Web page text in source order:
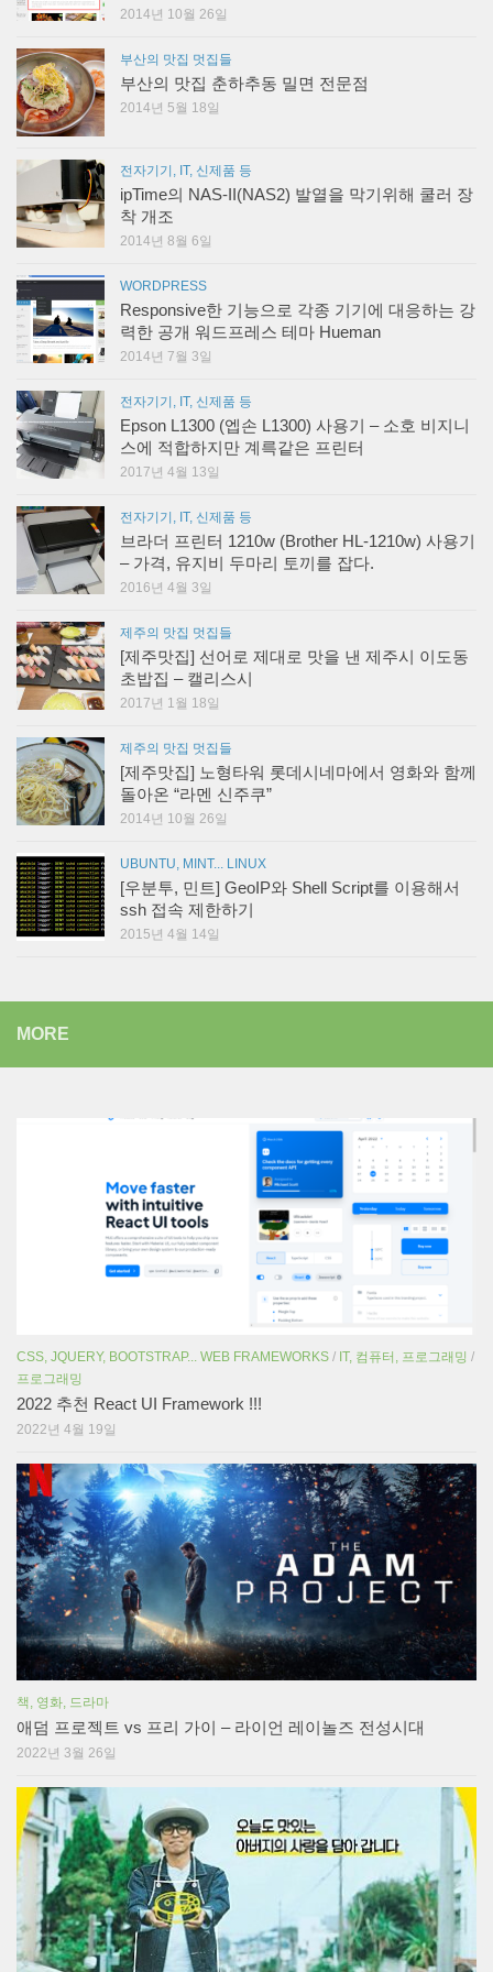
2014년 10월 26일
부산의 맛집 멋집들
부산의 맛집 춘하추동 밀면 전문점
2014년 5월 18일
전자기기, IT, 신제품 등
ipTime의 NAS-II(NAS2) 발열을 막기위해 쿨러 장
착 개조
2014년 8월 6일
WORDPRESS
Responsive한 기능으로 각종 기기에 대응하는 강
력한 공개 워드프레스 테마 Hueman
2014년 7월 3일
전자기기, IT, 신제품 등
Epson L1300 (엡손 L1300) 사용기 – 소호 비지니
스에 적합하지만 계륵같은 프린터
2017년 4월 13일
전자기기, IT, 신제품 등
브라더 프린터 1210w (Brother HL-1210w) 사용기
– 가격, 유지비 두마리 토끼를 잡다.
2016년 4월 3일
제주의 맛집 멋집들
[제주맛집] 선어로 제대로 맛을 낸 제주시 이도동
초밥집 – 캘리스시
2017년 1월 18일
제주의 맛집 멋집들
[제주맛집] 노형타워 롯데시네마에서 영화와 함께
돌아온 “라멘 신주쿠”
2014년 10월 26일
UBUNTU, MINT... LINUX
[우분투, 민트] GeoIP와 Shell Script를 이용해서
ssh 접속 제한하기
2015년 4월 14일
MORE
CSS, JQUERY, BOOTSTRAP... WEB FRAMEWORKS / IT, 컴퓨터, 프로그래밍 /
프로그래밍
2022 추천 React UI Framework !!!
2022년 4월 19일
책, 영화, 드라마
애덤 프로젝트 vs 프리 가이 – 라이언 레이놀즈 전성시대
2022년 3월 26일